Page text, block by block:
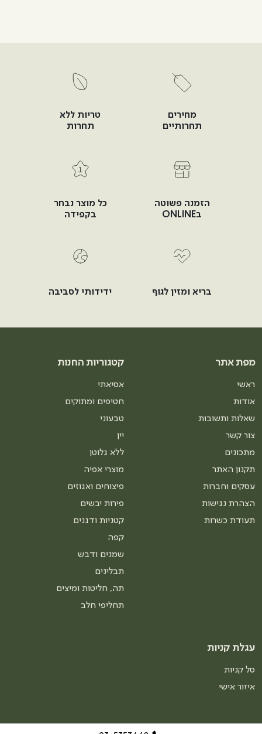
מחירים
תחרותיים
טריות ללא
תחרות
הזמנה פשוטה
בONLINE
כל מוצר נבחר
בקפידה
בריא ומזין לגוף ידידותי לסביבה
מפת אתר
ראשי
אודות
שאלות ותשובות
צור קשר
מתכונים
תקנון האתר
עסקים וחברות
הצהרת נגישות
תעודת כשרות
קטגוריות החנות
אסיאתי
חטיפים ומתוקים
טבעוני
יין
ללא גלוטן
מוצרי אפיה
פיצוחים ואגוזים
פירות יבשים
קטניות ודגנים
קפה
שמנים ודבש
תבלינים
תה, חליטות ומיצים
תחליפי חלב
עגלת קניות
סל קניות
איזור אישי